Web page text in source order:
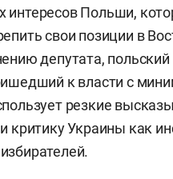
интересов Польши,
свои позиции в
депутата, польский
к власти с
резкие
критику Украины как